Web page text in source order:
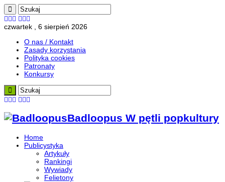
czwartek , 6 sierpień 2026
O nas / Kontakt
Zasady korzystania
Polityka cookies
Patronaty
Konkursy
Badloopus W pętli popkultury
Home
Publicystyka
Artykuły
Rankingi
Wywiady
Felietony